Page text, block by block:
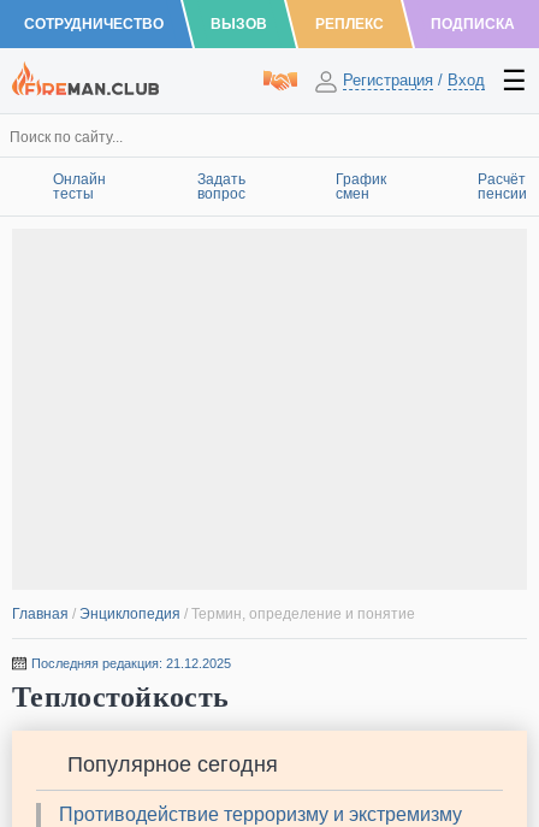
СОТРУДНИЧЕСТВО ВЫЗОВ РЕПЛЕКС ПОДПИСКА
Регистрация / Вход
Онлайн
тесты
Задать
вопрос
График
смен
Расчёт
пенсии
Главная / Энциклопедия / Термин, определение и понятие
Последняя редакция: 21.12.2025
Теплостойкость
Популярное сегодня
Противодействие терроризму и экстремизму